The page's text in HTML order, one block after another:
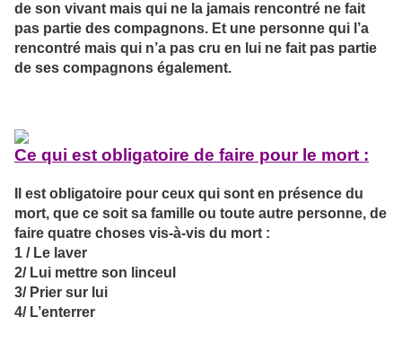
de son vivant mais qui ne la jamais rencontré ne fait
pas partie des compagnons. Et une personne qui l’a
rencontré mais qui n’a pas cru en lui ne fait pas partie
de ses compagnons également.
Ce qui est obligatoire de faire pour le mort :
Il est obligatoire pour ceux qui sont en présence du
mort, que ce soit sa famille ou toute autre personne, de
faire quatre choses vis-à-vis du mort :
1 / Le laver
2/ Lui mettre son linceul
3/ Prier sur lui
4/ L’enterrer